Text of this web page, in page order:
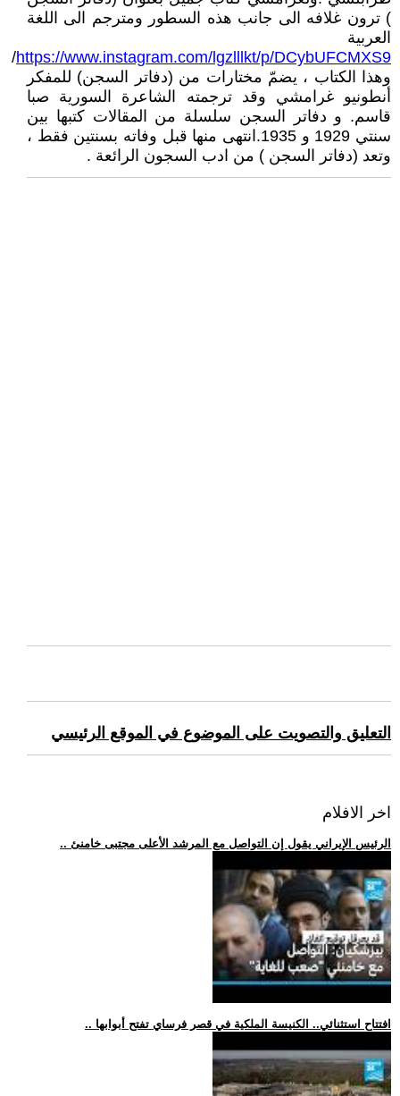
) ترون غلافه الى جانب هذه السطور ومترجم الى اللغة
العربية
https://www.instagram.com/lgzlllkt/p/DCybUFCMXS9
/
وهذا الكتاب ، يضمّ مختارات من (دفاتر السجن) للمفكر
أنطونيو غرامشي وقد ترجمته الشاعرة السورية صبا
قاسم. و دفاتر السجن سلسلة من المقالات كتبها بين
سنتي 1929 و 1935.انتهى منها قبل وفاته بسنتين فقط ،
وتعد (دفاتر السجن ) من ادب السجون الرائعة .
التعليق والتصويت على الموضوع في الموقع الرئيسي
اخر الافلام
.. الرئيس الإيراني يقول إن التواصل مع المرشد الأعلى مجتبى خامنئ
.. افتتاح استثنائي.. الكنيسة الملكية في قصر فرساي تفتح أبوابها